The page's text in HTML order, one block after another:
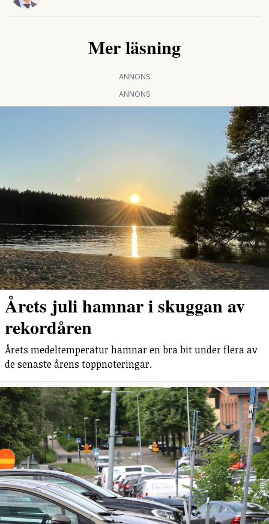
Mer läsning
ANNONS
ANNONS
Årets juli hamnar i skuggan av
rekordåren
Årets medeltemperatur hamnar en bra bit under flera av
de senaste årens toppnoteringar.